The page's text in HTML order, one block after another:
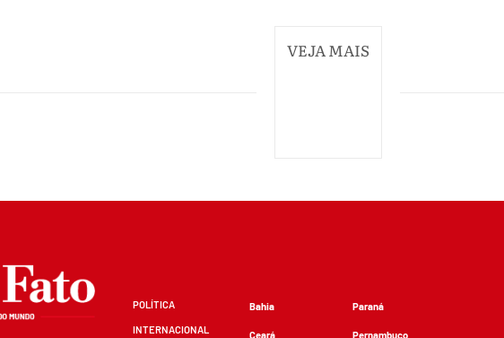
VEJA MAIS
POLÍTICA
INTERNACIONAL
Bahia
Ceará
Paraná
Pernambuco